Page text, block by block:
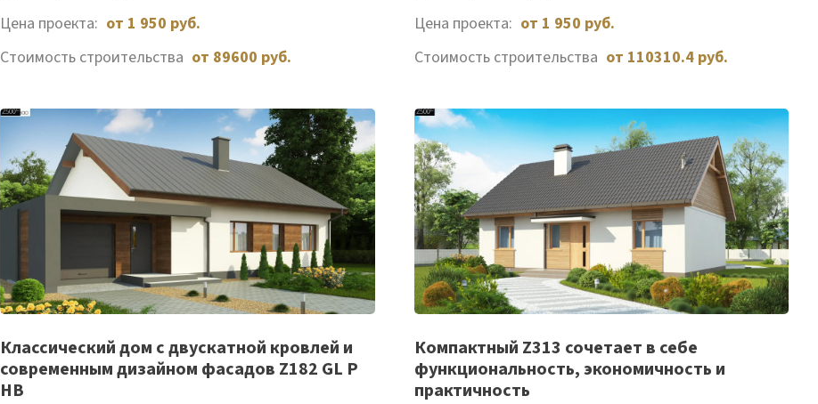
Цена проекта: от 1 950 руб.
Стоимость строительства от 89600 руб.
Цена проекта: от 1 950 руб.
Стоимость строительства от 110310.4 руб.
Список
желаемого
Классический дом с двускатной кровлей и
современным дизайном фасадов Z182 GL P
HB
Список
желаемого
Компактный Z313 сочетает в себе
функциональность, экономичность и
практичность